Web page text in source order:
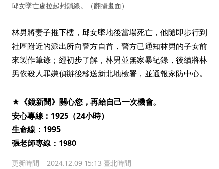
邱女墜亡處拉起封鎖線。（翻攝畫面）
林男將妻子推下樓，邱女墜地後當場死亡，他隨即步行到
社區附近的派出所向警方自首，警方已通知林男的子女前
來製作筆錄；經初步了解，林男並無家暴紀錄，後續將林
男依殺人罪嫌偵辦後移送新北地檢署，並通報家防中心。
★《鏡新聞》關心您，再給自己一次機會。
安心專線：1925（24小時）
生命線：1995
張老師專線：1980
更新時間 2024.12.09 15:13 臺北時間